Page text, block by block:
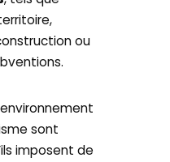
ou
sont
imposent de